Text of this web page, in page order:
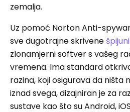
zemalja.
Uz pomoć Norton Anti-
sve dugotrajne skrivene
zlonamjerni softver s vašeg
vremena. Ima standard
razina, koji osigurava da ništa
iznad svega, dizajniran je za
sustave kao što su Android,